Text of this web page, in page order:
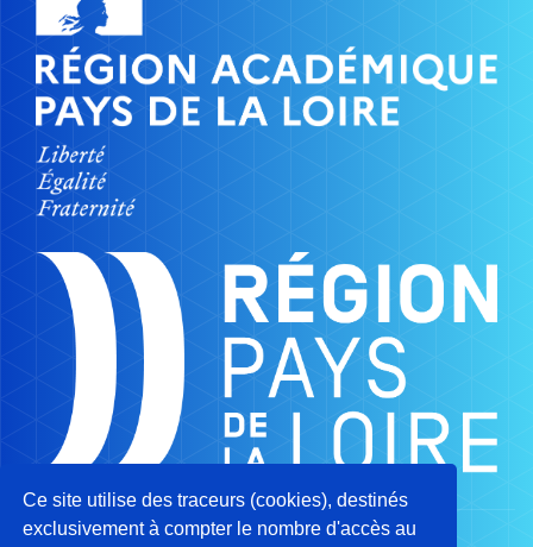
Ce site utilise des traceurs (cookies), destinés
exclusivement à compter le nombre d'accès au